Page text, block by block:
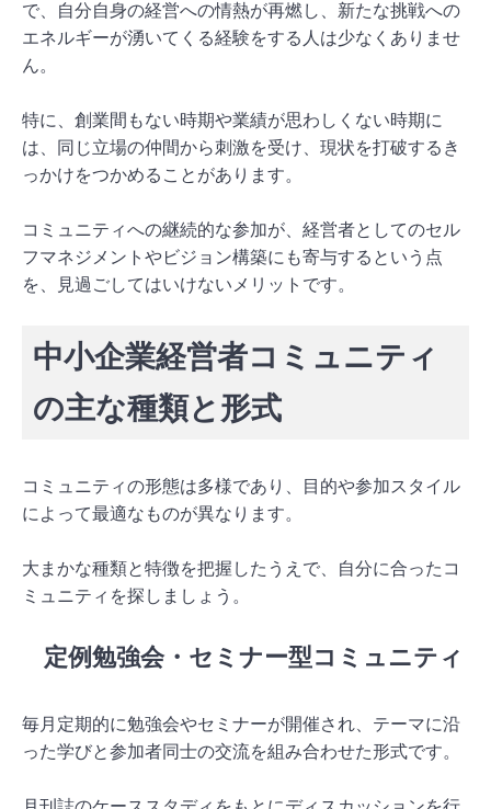
で、自分自身の経営への情熱が再燃し、新たな挑戦への
エネルギーが湧いてくる経験をする人は少なくありませ
ん。
特に、創業間もない時期や業績が思わしくない時期に
は、同じ立場の仲間から刺激を受け、現状を打破するき
っかけをつかめることがあります。
コミュニティへの継続的な参加が、経営者としてのセル
フマネジメントやビジョン構築にも寄与するという点
を、見過ごしてはいけないメリットです。
中小企業経営者コミュニティ
の主な種類と形式
コミュニティの形態は多様であり、目的や参加スタイル
によって最適なものが異なります。
大まかな種類と特徴を把握したうえで、自分に合ったコ
ミュニティを探しましょう。
定例勉強会・セミナー型コミュニティ
毎月定期的に勉強会やセミナーが開催され、テーマに沿
った学びと参加者同士の交流を組み合わせた形式です。